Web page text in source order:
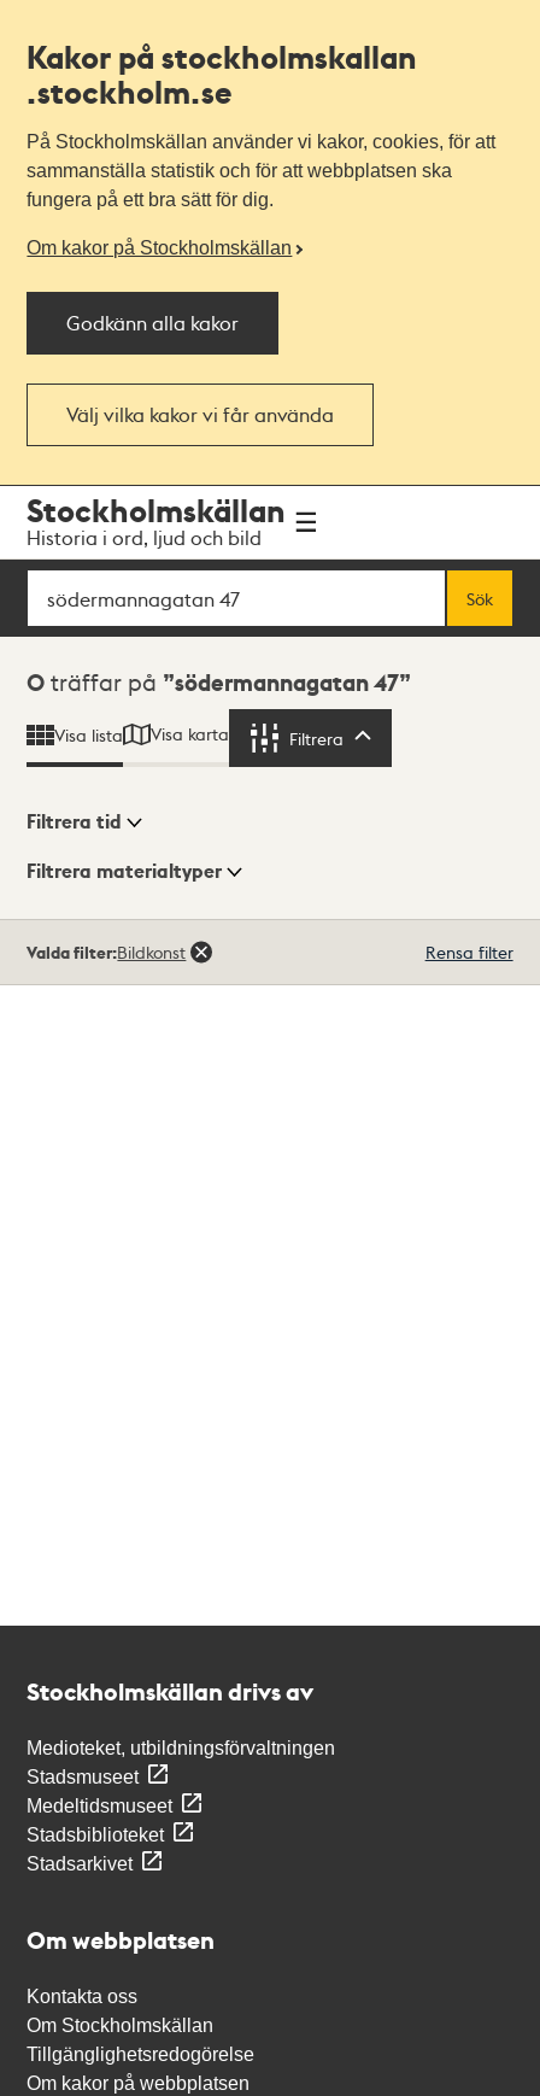
Kakor på stockholmskallan
.stockholm.se
På Stockholmskällan använder vi kakor, cookies, för att
sammanställa statistik och för att webbplatsen ska
fungera på ett bra sätt för dig.
Om kakor på Stockholmskällan
Godkänn alla kakor
Välj vilka kakor vi får använda
navigationen
huvudinnehållet
Stockholmskällan
Historia i ord, ljud och bild
Sök
Sök
Sökresultat
0 träffar på södermannagatan 47
Visa lista Visa karta Filtrera
Visningsläge
Filtrera tid
Filtrera materialtyper
träffar
Valda filter:Bildkonst Rensa filter
Stockholmskällan drivs av
Medioteket, utbildningsförvaltningen
Stadsmuseet
Medeltidsmuseet
Stadsbiblioteket
Stadsarkivet
Om webbplatsen
Kontakta oss
Om Stockholmskällan
Tillgänglighetsredogörelse
Om kakor på webbplatsen